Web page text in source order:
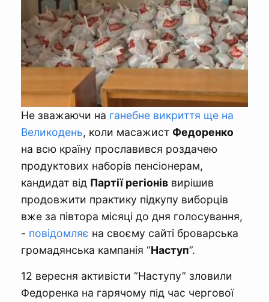
Не зважаючи на ганебне викриття ще на
Великодень, коли масажист Федоренко
на всю країну прославився роздачею
продуктових наборів пенсіонерам,
кандидат від Партії регіонів вирішив
продовжити практику підкупу виборців
вже за півтора місяці до дня голосування,
- повідомляє на своєму сайті броварська
громадянська кампанія “Наступ”.
12 вересня активісти “Наступу” зловили
Федоренка на гарячому під час чергової